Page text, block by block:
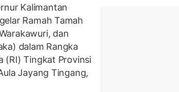
Kalimantan
Ramah Tamah
dan
dalam Rangka
(RI) Tingkat Provinsi
Jayang Tingang,